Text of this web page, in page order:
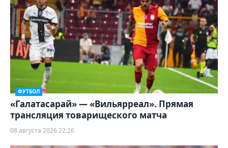
ФУТБОЛ
«Галатасарай» — «Вильярреал». Прямая
трансляция товарищеского матча
08 августа 2026 22:26